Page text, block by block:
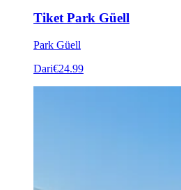
Tiket Park Güell
Park Güell
Dari€24.99